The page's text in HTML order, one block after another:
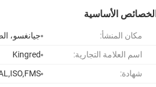
الأساسية
مكان المنشأ:
جيانغسو،
اسم العلامة التجارية:
Kingred
شهادة: